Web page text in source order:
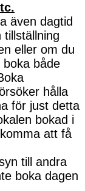
även dagtid
eller om du
boka både
hålla
för just detta
bokad i
att få
till andra
boka dagen